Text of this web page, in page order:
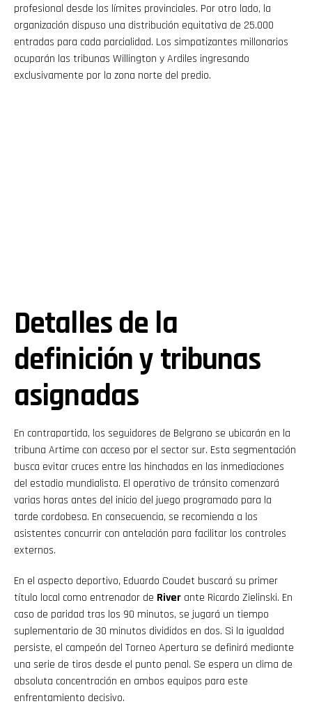
profesional desde los límites provinciales. Por otro lado, la
organización dispuso una distribución equitativa de 25.000
entradas para cada parcialidad. Los simpatizantes millonarios
ocuparán las tribunas Willington y Ardiles ingresando
exclusivamente por la zona norte del predio.
Detalles de la
definición y tribunas
asignadas
En contrapartida, los seguidores de Belgrano se ubicarán en la
tribuna Artime con acceso por el sector sur. Esta segmentación
busca evitar cruces entre las hinchadas en las inmediaciones
del estadio mundialista. El operativo de tránsito comenzará
varias horas antes del inicio del juego programado para la
tarde cordobesa. En consecuencia, se recomienda a los
asistentes concurrir con antelación para facilitar los controles
externos.
En el aspecto deportivo, Eduardo Coudet buscará su primer
título local como entrenador de River ante Ricardo Zielinski. En
caso de paridad tras los 90 minutos, se jugará un tiempo
suplementario de 30 minutos divididos en dos. Si la igualdad
persiste, el campeón del Torneo Apertura se definirá mediante
una serie de tiros desde el punto penal. Se espera un clima de
absoluta concentración en ambos equipos para este
enfrentamiento decisivo.
Reddit
Pinterest
Whatsapp
Email